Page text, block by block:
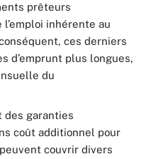
prêteurs
inhérente au
ces derniers
d’emprunt plus longues,
du
des garanties
coût additionnel pour
couvrir divers